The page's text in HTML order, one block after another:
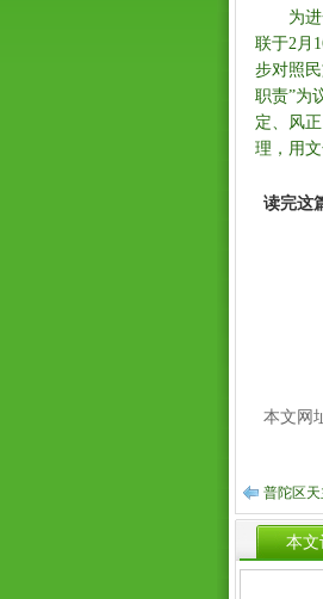
为进一
联于2月
步对照
职责”为
定、风
理，用
读完这
本文网
普陀区
本文